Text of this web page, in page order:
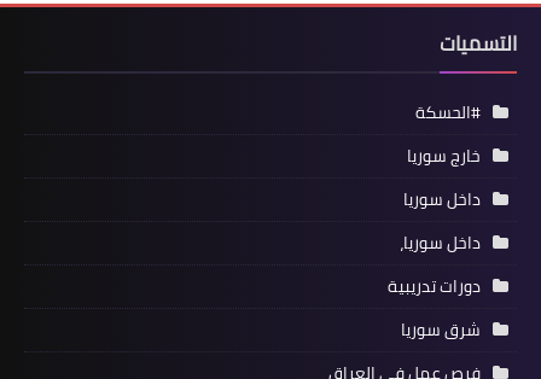
التسميات
#الحسكة
خارج سوريا
داخل سوريا
داخل سوريا،
دورات تدريبية
شرق سوريا